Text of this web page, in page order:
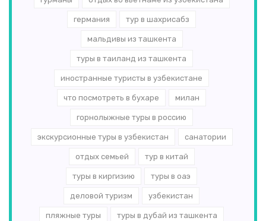
германия тур в шахрисабз
мальдивы из ташкента
туры в таиланд из ташкента
иностранные туристы в узбекистане
что посмотреть в бухаре милан
горнолыжные туры в россию
экскурсионные туры в узбекистан санатории
отдых семьей тур в китай
туры в киргизию туры в оаэ
деловой туризм узбекистан
пляжные туры туры в дубай из ташкента